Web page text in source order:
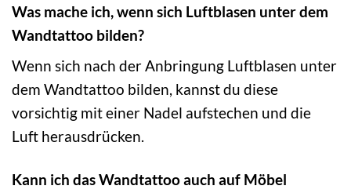
Was mache ich, wenn sich Luftblasen unter dem
Wandtattoo bilden?
Wenn sich nach der Anbringung Luftblasen unter
dem Wandtattoo bilden, kannst du diese
vorsichtig mit einer Nadel aufstechen und die
Luft herausdrücken.
Kann ich das Wandtattoo auch auf Möbel